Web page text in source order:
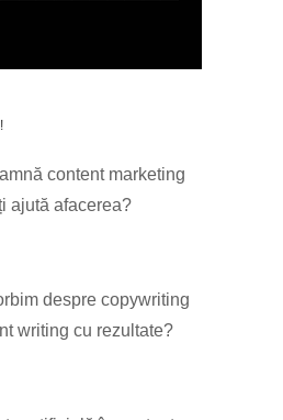
content marketing
ajută afacerea?
despre copywriting
writing cu rezultate?